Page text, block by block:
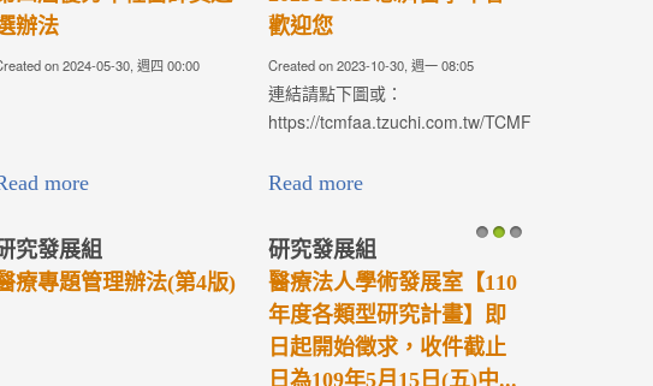
您
on 2023-10-30, 週一 08:05
tcmfaa.tzuchi.com.tw/TCMF2023/
more
—研究成果競賽評選
Created on 2023-06-06, 週二 01:22
相關辦法請按此
【申請書】
研究發展組
醫療法人學術發展室【110
年度各類型研究計畫】即
日起開始徵求，收件截止
日為109年5月15日(五)中...
研究發展組
學發室【109年度各類型研
究計畫】即日起開始徵求
(收件至108.05.15中午前截
止)